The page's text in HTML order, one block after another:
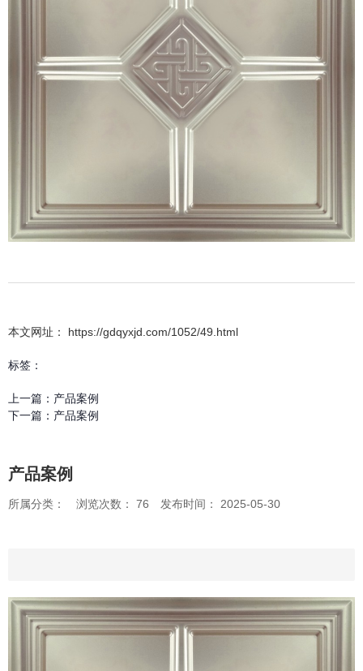
本文网址： https://gdqyxjd.com/1052/49.html
标签：
上一篇： 产品案例
下一篇： 产品案例
产品案例
所属分类： 浏览次数： 76 发布时间： 2025-05-30